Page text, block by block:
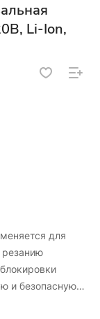
Li-Ion,
для
и безопасную
рукоятка